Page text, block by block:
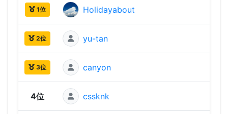
1位 Holidayabout
2位 yu-tan
3位 canyon
4位 cssknk